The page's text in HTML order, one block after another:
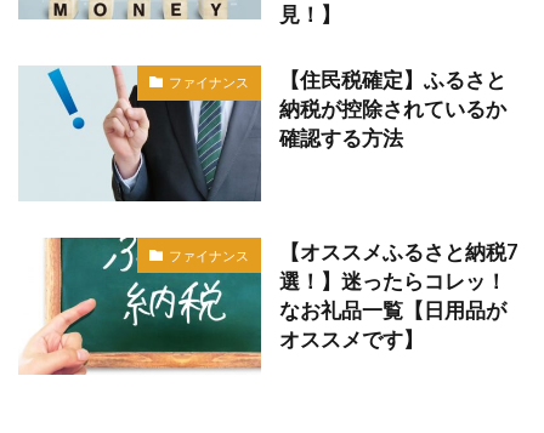
見！】
ファイナンス
【住民税確定】ふるさと
納税が控除されているか
確認する方法
ファイナンス
【オススメふるさと納税7
選！】迷ったらコレッ！
なお礼品一覧【日用品が
オススメです】